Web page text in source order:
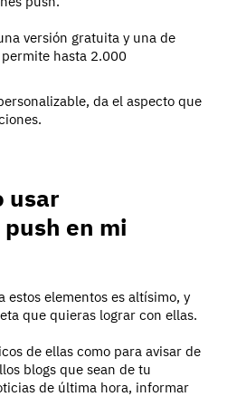
versión gratuita y una de
hasta 2.000
da el aspecto que
usar
en mi
estos elementos es altísimo, y
que quieras lograr con ellas.
de ellas como para avisar de
blogs que sean de tu
de última hora, informar